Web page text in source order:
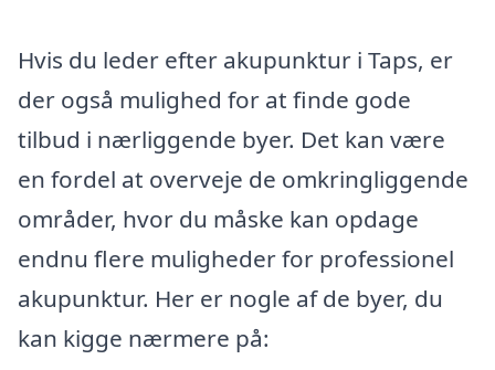
Hvis du leder efter akupunktur i Taps, er
der også mulighed for at finde gode
tilbud i nærliggende byer. Det kan være
en fordel at overveje de omkringliggende
områder, hvor du måske kan opdage
endnu flere muligheder for professionel
akupunktur. Her er nogle af de byer, du
kan kigge nærmere på: